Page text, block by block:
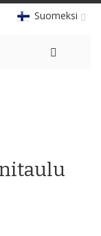
Suomeksi